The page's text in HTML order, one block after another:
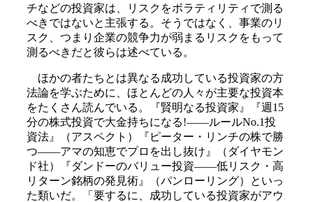
チなどの投資家は、リスクをボラティリティで測る
べきではないと主張する。そうではなく、事業のリ
スク、つまり企業の競争力が弱まるリスクをもって
測るべきだと彼らは述べている。
ほかの者たちとは異なる成功している投資家の方
法論を学ぶために、ほとんどの人々が主要な投資本
をたくさん読んでいる。『賢明なる投資家』『週15
分の株式投資で大金持ちになる!――ルールNo.1投
資法』（アスペクト）『ピーター・リンチの株で勝
つ――アマの知恵でプロを出し抜け』（ダイヤモン
ド社）『ダンドーのバリュー投資――低リスク・高
リターン銘柄の発見術』（パンローリング）といっ
た類いだ。「要するに、成功している投資家がアウ